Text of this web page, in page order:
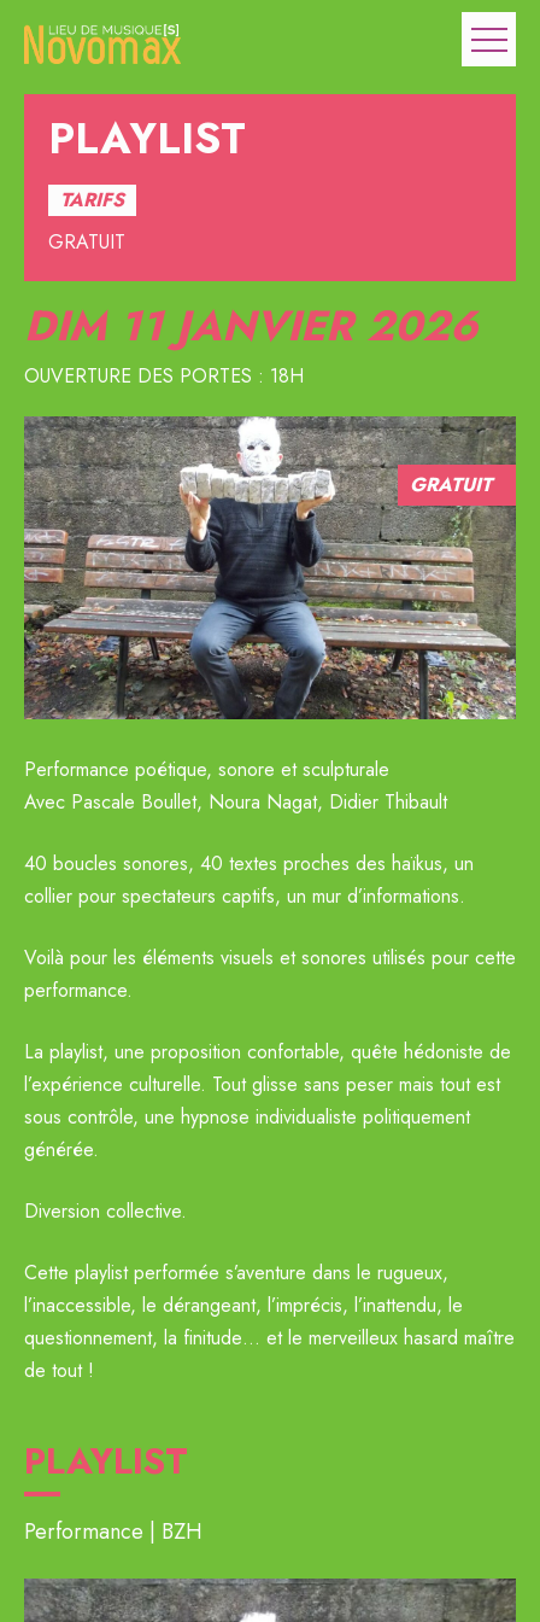
PLAYLIST
TARIFS
GRATUIT
DIM 11JANVIER 2026
OUVERTURE DES PORTES : 18H
GRATUIT
Performance poétique, sonore et sculpturale
Avec Pascale Boullet, Noura Nagat, Didier Thibault
40 boucles sonores, 40 textes proches des haïkus, un
collier pour spectateurs captifs, un mur d’informations.
Voilà pour les éléments visuels et sonores utilisés pour cette
performance.
La playlist, une proposition confortable, quête hédoniste de
l’expérience culturelle. Tout glisse sans peser mais tout est
sous contrôle, une hypnose individualiste politiquement
générée.
Diversion collective.
Cette playlist performée s’aventure dans le rugueux,
l’inaccessible, le dérangeant, l’imprécis, l’inattendu, le
questionnement, la finitude… et le merveilleux hasard maître
de tout !
PLAYLIST
Performance BZH